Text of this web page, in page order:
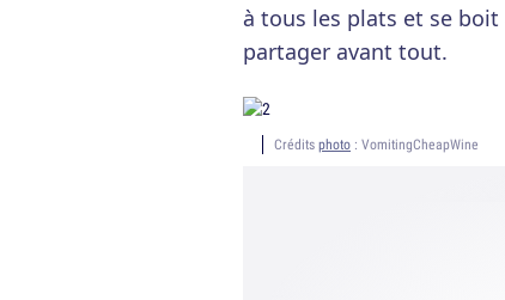
à tous les plats et se
partager avant tout.
Crédits photo : VomitingCheapWine